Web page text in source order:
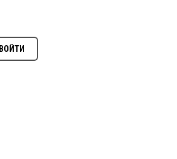
ВОЙТИ